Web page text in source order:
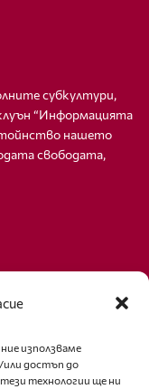
използваме
или достъп до
технологии ще ни
субкултури,
“Информацията
нашето
свободата,